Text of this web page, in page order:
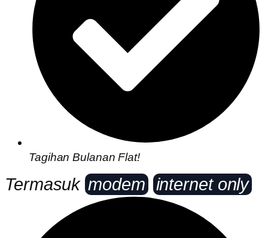
Tagihan Bulanan Flat!
Termasukmodem internet only